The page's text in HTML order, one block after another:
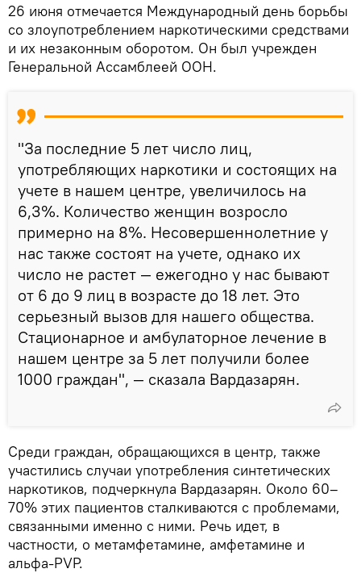
26 июня отмечается Международный день борьбы
со злоупотреблением наркотическими средствами
и их незаконным оборотом. Он был учрежден
Генеральной Ассамблеей ООН.
"За последние 5 лет число лиц,
употребляющих наркотики и состоящих на
учете в нашем центре, увеличилось на
6,3%. Количество женщин возросло
примерно на 8%. Несовершеннолетние у
нас также состоят на учете, однако их
число не растет — ежегодно у нас бывают
от 6 до 9 лиц в возрасте до 18 лет. Это
серьезный вызов для нашего общества.
Стационарное и амбулаторное лечение в
нашем центре за 5 лет получили более
1000 граждан", — сказала Вардазарян.
Среди граждан, обращающихся в центр, также
участились случаи употребления синтетических
наркотиков, подчеркнула Вардазарян. Около 60–
70% этих пациентов сталкиваются с проблемами,
связанными именно с ними. Речь идет, в
частности, о метамфетамине, амфетамине и
альфа-PVP.